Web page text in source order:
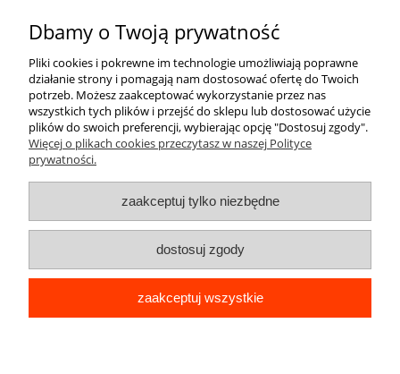
Pomoc
Moje konto
Płatności i dostawa
O nas
Dbamy o Twoją prywatność
Pliki cookies i pokrewne im technologie umożliwiają poprawne
działanie strony i pomagają nam dostosować ofertę do Twoich
potrzeb. Możesz zaakceptować wykorzystanie przez nas
wszystkich tych plików i przejść do sklepu lub dostosować użycie
plików do swoich preferencji, wybierając opcję "Dostosuj zgody".
Więcej o plikach cookies przeczytasz w naszej Polityce
prywatności.
zaakceptuj tylko niezbędne
dostosuj zgody
zaakceptuj wszystkie